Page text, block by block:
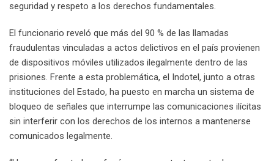
seguridad y respeto a los derechos fundamentales.
El funcionario reveló que más del 90 % de las llamadas
fraudulentas vinculadas a actos delictivos en el país provienen
de dispositivos móviles utilizados ilegalmente dentro de las
prisiones. Frente a esta problemática, el Indotel, junto a otras
instituciones del Estado, ha puesto en marcha un sistema de
bloqueo de señales que interrumpe las comunicaciones ilícitas
sin interferir con los derechos de los internos a mantenerse
comunicados legalmente.